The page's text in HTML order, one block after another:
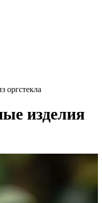
оргстекла
изделия